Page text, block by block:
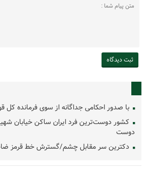
با صدور احکامی جداگانه از سوی فرمانده
کشور دوست‌ترین فرد ایران ساکن خیابان
دوست
دکترین سر مقابل چشم/گسترش خط قرمز